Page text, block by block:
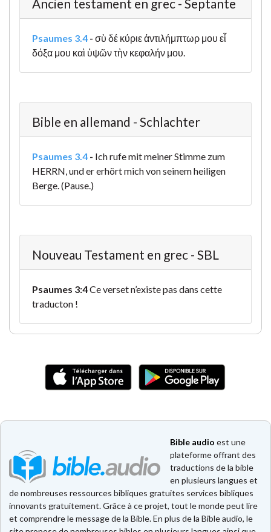
Ancien testament en grec - Septante
Psaumes 3.4 - σὺ δέ κύριε ἀντιλήμπτωρ μου εἶ
δόξα μου καὶ ὑψῶν τὴν κεφαλήν μου.
Bible en allemand - Schlachter
Psaumes 3.4 - Ich rufe mit meiner Stimme zum
HERRN, und er erhört mich von seinem heiligen
Berge. (Pause.)
Nouveau Testament en grec - SBL
Psaumes 3:4Ce verset n’existe pas dans cette
traducton !
Bible audio est une
plateforme offrant des
traductions de la bible
en plusieurs langues et
de nombreuses ressources bibliques gratuites services bibliques
innovants gratuitement. Grâce à ce projet, tout le monde peut lire
et comprendre le message de la Bible. En plus de la Bible audio, le